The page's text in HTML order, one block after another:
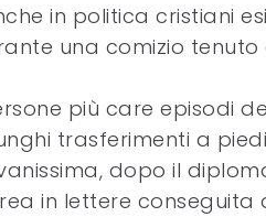
in politica cristiani
una comizio
più care episodi
trasferimenti a
dopo il
in lettere conseguita